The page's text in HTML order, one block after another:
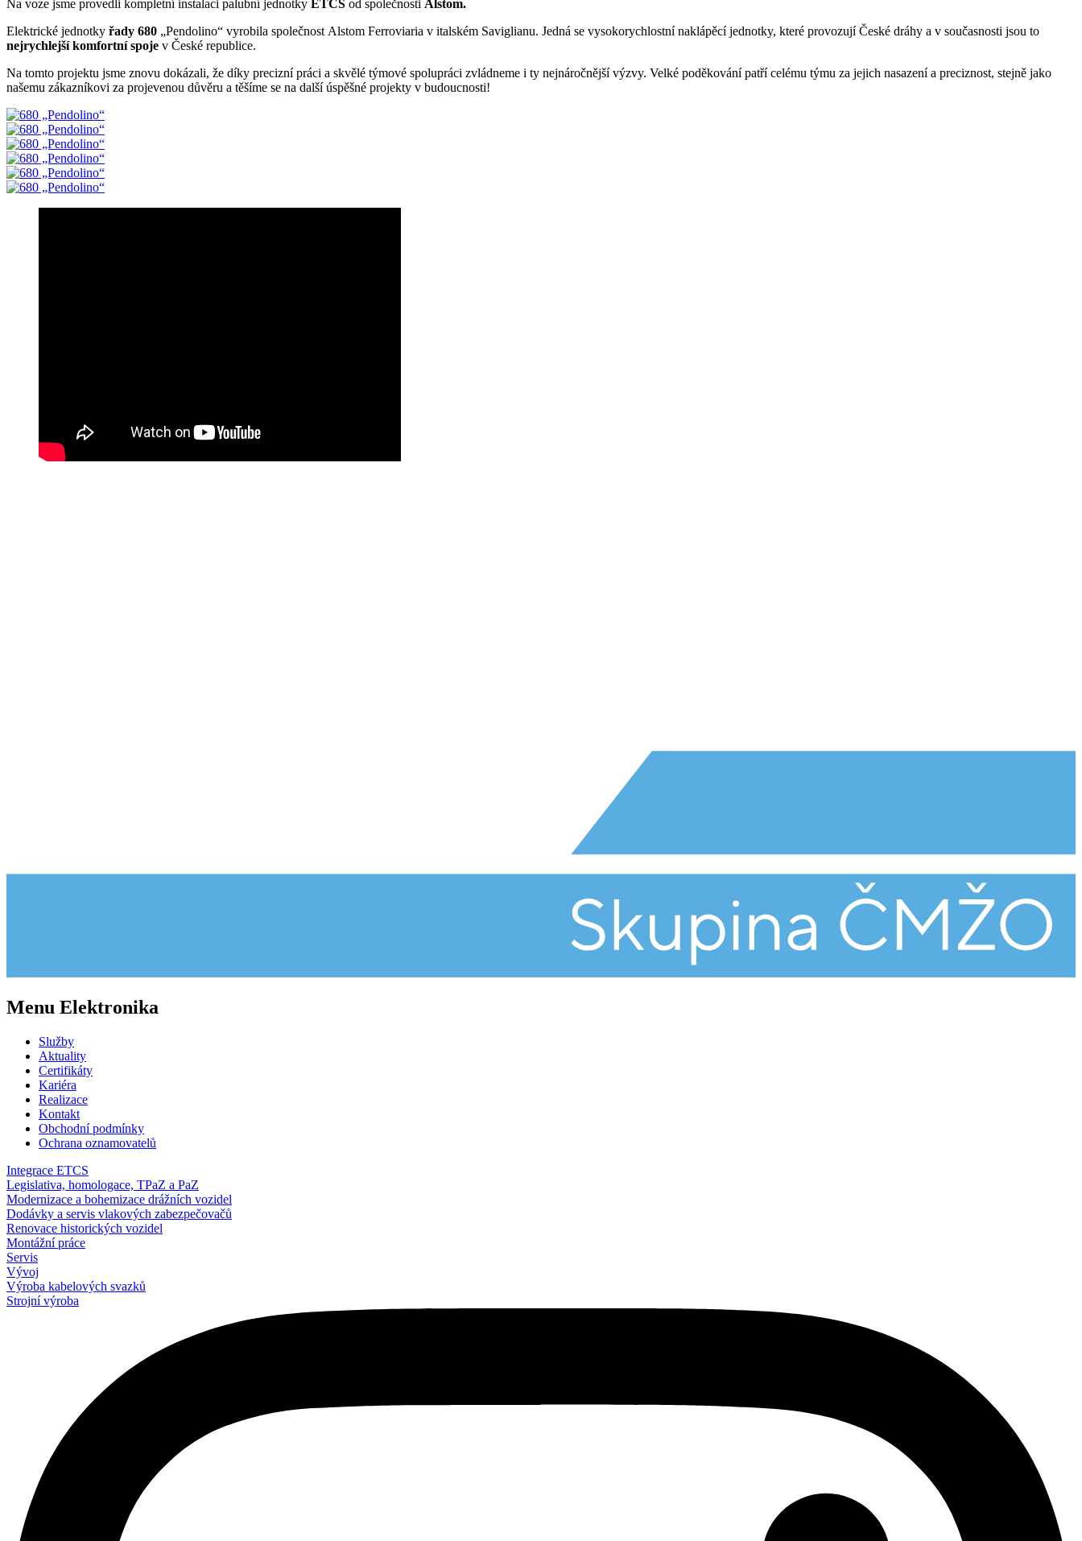
Na voze jsme provedli kompletní instalaci palubní jednotky ETCS od společnosti Alstom.
Elektrické jednotky řady 680 „Pendolino“ vyrobila společnost Alstom Ferroviaria v italském Saviglianu. Jedná se vysokorychlostní naklápěcí jednotky, které provozují České dráhy a v současnosti jsou to
nejrychlejší komfortní spoje v České republice.
Na tomto projektu jsme znovu dokázali, že díky precizní práci a skvělé týmové spolupráci zvládneme i ty nejnáročnější výzvy. Velké poděkování patří celému týmu za jejich nasazení a preciznost, stejně jako
našemu zákazníkovi za projevenou důvěru a těšíme se na další úspěšné projekty v budoucnosti!
Menu Elektronika
Služby
Aktuality
Certifikáty
Kariéra
Realizace
Kontakt
Obchodní podmínky
Ochrana oznamovatelů
Integrace ETCS
Legislativa, homologace, TPaZ a PaZ
Modernizace a bohemizace drážních vozidel
Dodávky a servis vlakových zabezpečovačů
Renovace historických vozidel
Montážní práce
Servis
Vývoj
Výroba kabelových svazků
Strojní výroba